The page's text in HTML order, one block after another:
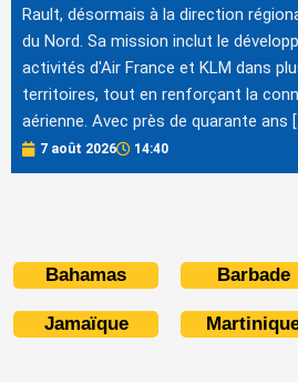
Rault, désormais à la direction
du Nord. Sa mission inclut le
activités d'Air France et KLM dans
territoires, tout en renforçant la
aérienne. Avec près de quarante ans
7 août 2026 14:40
Bahamas Barbade
Jamaïque